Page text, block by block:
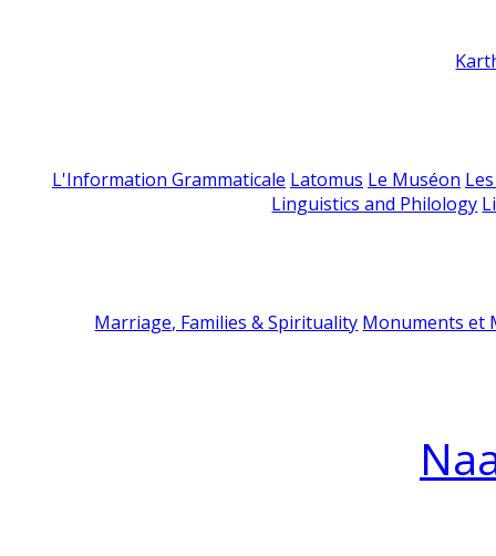
L'Information Grammaticale Latomus Le Muséon
Linguistics and Philology
Marriage, Families & Spirituality Monuments et